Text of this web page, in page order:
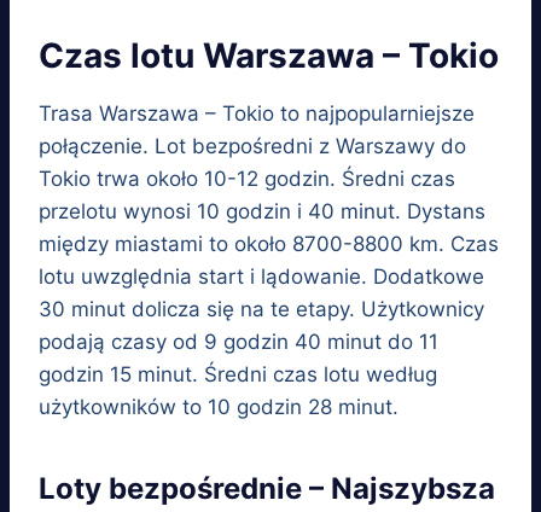
Czas lotu Warszawa – Tokio
Trasa Warszawa – Tokio to najpopularniejsze
połączenie. Lot bezpośredni z Warszawy do
Tokio trwa około 10-12 godzin. Średni czas
przelotu wynosi 10 godzin i 40 minut. Dystans
między miastami to około 8700-8800 km. Czas
lotu uwzględnia start i lądowanie. Dodatkowe
30 minut dolicza się na te etapy. Użytkownicy
podają czasy od 9 godzin 40 minut do 11
godzin 15 minut. Średni czas lotu według
użytkowników to 10 godzin 28 minut.
Loty bezpośrednie – Najszybsza